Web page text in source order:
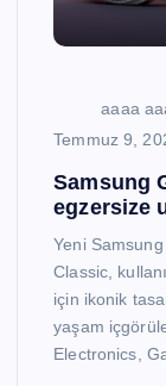
aaaa
Temmuz 9,
Samsung
egzersize
Yeni
Classic,
için ikonik
yaşam
Electronics,